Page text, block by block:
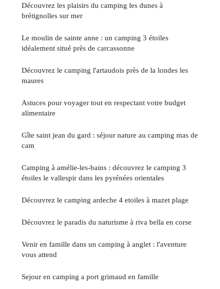
Découvrez les plaisirs du camping les dunes à
brétignolles sur mer
Le moulin de sainte anne : un camping 3 étoiles
idéalement situé près de carcassonne
Découvrez le camping l'artaudois près de la londes les
maures
Astuces pour voyager tout en respectant votre budget
alimentaire
Gîte saint jean du gard : séjour nature au camping mas de
cam
Camping à amélie-les-bains : découvrez le camping 3
étoiles le vallespir dans les pyrénées orientales
Découvrez le camping ardeche 4 etoiles à mazet plage
Découvrez le paradis du naturisme à riva bella en corse
Venir en famille dans un camping à anglet : l'aventure
vous attend
Sejour en camping a port grimaud en famille